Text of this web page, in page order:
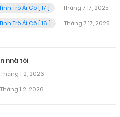
Tình Trò Ái Cô [ 17 ]
Tháng 7 17, 2025
Tình Trò Ái Cô [ 16 ]
Tháng 7 17, 2025
nhà tôi
Tháng 1 2, 2026
Tháng 1 2, 2026